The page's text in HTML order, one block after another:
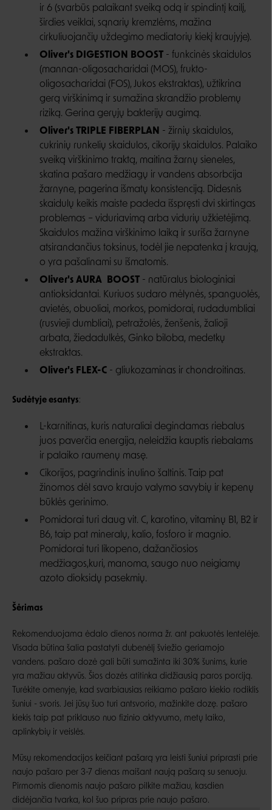
ir 6 (svarbūs palaikant sveiką odą ir spindintį kailį,
širdies veiklai, sąnarių kremzlėms, mažina
cirkuliuojančių uždegimo mediatorių kiekį kraujyje).
Oliver's DIGESTION BOOST - funkcinės skaidulos
(mannan-oligosacharidai (MOS), frukto-
oligosacharidai (FOS), Jukos ekstraktas), užtikrina
gerą virškinimą ir sumažina skrandžio problemų
riziką. Gerina gerųjų bakterijų augimą.
Oliver's TRIPLE FIBERPLAN - žirnių skaidulos,
cukrinių runkelių skaidulos, cikorijų skaidulos. Palaiko
sveiką virškinimo traktą, maitina žarnų sieneles,
skatina pašaro medžiagų ir vandens absorbcija
žarnyne, pagerina išmatų konsistenciją. Didesnis
skaidulų keikis maiste padeda išspręsti dvi skirtingas
problemas – viduriavimą arba vidurių užkietėjimą.
Skaidulos mažina virškinimo laiką ir suriša žarnyne
atsirandančius toksinus, todėl jie nepatenka į kraują,
o yra pašalinami su išmatomis.
Oliver's AURA BOOST - natūralus biologiniai
antioksidantai. Kuriuos sudaro mėlynės, spanguolės,
avietės, obuoliai, morkos, pomidorai, rudadumbliai
(rusvieji dumbliai), petražolės, ženšenis, žalioji
arbata, žiedadulkės, Ginko biloba, medetkų
ekstraktas.
Oliver's FLEX-C - gliukozaminas ir chondroitinas.
Sudėtyje esantys:
L-karnitinas, kuris naturaliai degindamas riebalus
juos paverčia energija, neleidžia kauptis riebalams
ir palaiko raumenų masę.
Cikorijos, pagrindinis inulino šaltinis. Taip pat
žinomos dėl savo kraujo valymo savybių ir kepenų
būklės gerinimo.
Pomidorai turi daug vit. C, karotino, vitaminų B1, B2 ir
B6, taip pat mineralų, kalio, fosforo ir magnio.
Pomidorai turi likopeno, dažančiosios
medžiagos,kuri, manoma, saugo nuo neigiamų
azoto dioksidų pasekmių.
Šėrimas
Rekomenduojama ėdalo dienos norma žr. ant pakuotės lentelėje.
Visada būtina šalia pastatyti dubenėlį šviežio geriamojo
vandens. pašaro dozė gali būti sumažinta iki 30% šunims, kurie
yra mažiau aktyvūs. Šios dozės atitinka didžiausią paros porciją.
Turėkite omenyje, kad svarbiausias reikiamo pašaro kiekio rodiklis
šuniui - svoris. Jei jūsų šuo turi antsvorio, mažinkite dozę. pašaro
kiekis taip pat priklauso nuo fizinio aktyvumo, metų laiko,
aplinkybių ir veislės.
Mūsų rekomendacijos keičiant pašarą yra leisti šuniui priprasti prie
naujo pašaro per 3-7 dienas maišant naują pašarą su senuoju.
Pirmomis dienomis naujo pašaro pilkite mažiau, kasdien
didėjančia tvarka, kol šuo pripras prie naujo pašaro.